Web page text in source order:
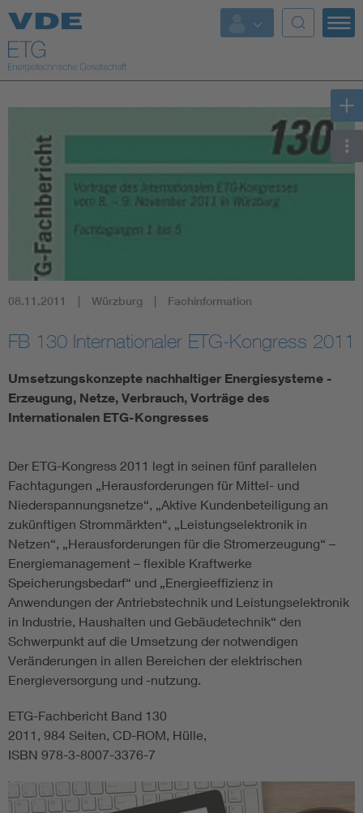
Top Themen
Fokusthemen
AI & Digital Trust
Standards
Weitere Themen
Energy efficiency
Energy storage
Renewable energies
Kompetenzzentrum Smart Grid
08.11.2011 Würzburg Fachinformation
FB 130 Internationaler ETG-Kongress 2011
Umsetzungskonzepte nachhaltiger Energiesysteme -
Erzeugung, Netze, Verbrauch, Vorträge des
Internationalen ETG-Kongresses
Der ETG-Kongress 2011 legt in seinen fünf parallelen
Fachtagungen „Herausforderungen für Mittel- und
Niederspannungsnetze“, „Aktive Kundenbeteiligung an
zukünftigen Strommärkten“, „Leistungselektronik in
Netzen“, „Herausforderungen für die Stromerzeugung“ –
Energiemanagement – flexible Kraftwerke
Speicherungsbedarf“ und „Energieeffizienz in
Anwendungen der Antriebstechnik und Leistungselektronik
in Industrie, Haushalten und Gebäudetechnik“ den
Schwerpunkt auf die Umsetzung der notwendigen
Veränderungen in allen Bereichen der elektrischen
Energieversorgung und -nutzung.
ETG-Fachbericht Band 130
2011, 984 Seiten, CD-ROM, Hülle,
ISBN 978-3-8007-3376-7